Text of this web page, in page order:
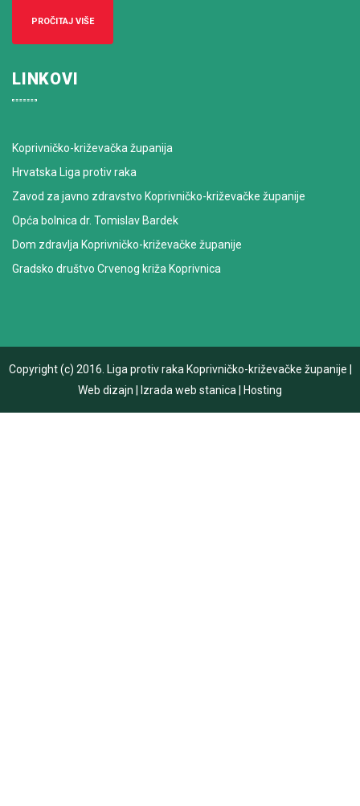
PROČITAJ VIŠE
LINKOVI
Koprivničko-križevačka županija
Hrvatska Liga protiv raka
Zavod za javno zdravstvo Koprivničko-križevačke županije
Opća bolnica dr. Tomislav Bardek
Dom zdravlja Koprivničko-križevačke županije
Gradsko društvo Crvenog križa Koprivnica
Copyright (c) 2016. Liga protiv raka Koprivničko-križevačke županije
Web dizajn
Izrada web stanica Hosting